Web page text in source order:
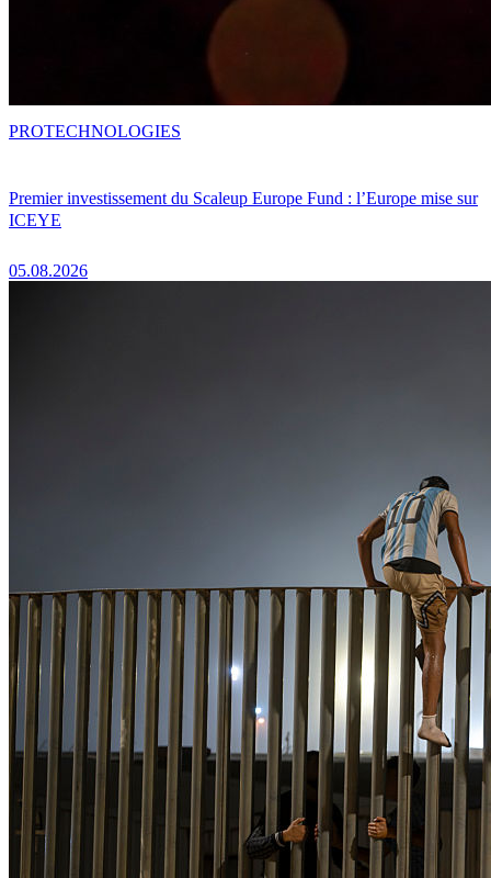
Premier investissement du Scaleup Europe Fund : l’Europe mise sur
ICEYE
05.08.2026
PROTECHNOLOGIES